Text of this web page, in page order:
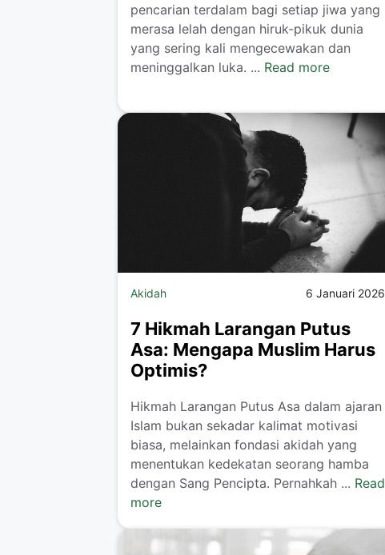
pencarian terdalam bagi setiap jiwa yang
merasa lelah dengan hiruk-pikuk dunia
yang sering kali mengecewakan dan
meninggalkan luka. ... Read more
Akidah 6 Januari 2026
7 Hikmah Larangan Putus
Asa: Mengapa Muslim Harus
Optimis?
Hikmah Larangan Putus Asa dalam ajaran
Islam bukan sekadar kalimat motivasi
biasa, melainkan fondasi akidah yang
menentukan kedekatan seorang hamba
dengan Sang Pencipta. Pernahkah ... Read
more